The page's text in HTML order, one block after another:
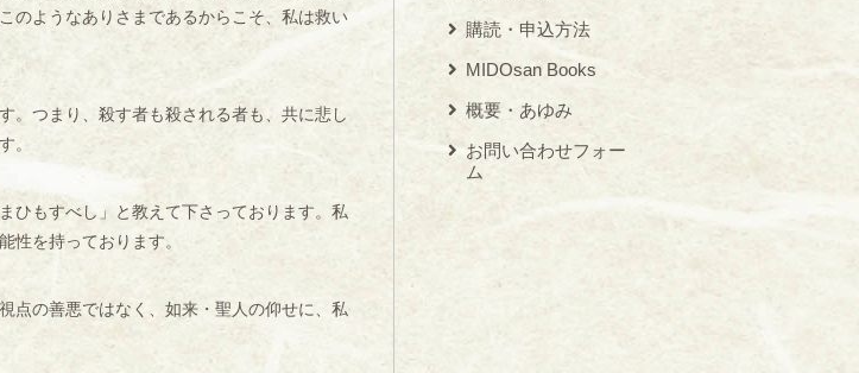
ようなありさまであるからこそ、私は救い
。つまり、殺す者も殺される者も、共に悲し
。
ひもすべし」と教えて下さっております。私
性を持っております。
点の善悪ではなく、如来・聖人の仰せに、私
購読・申込方法
MIDOsan Books
概要・あゆみ
お問い合わせフォー
ム